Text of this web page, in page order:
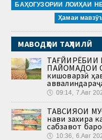
БАҲОГУЗОРИИ ЛОИҲАИ
Ҳамаи
МАВОДҲОИ ТАҲЛИЛӢ
ПАЙОМАДҲОИ
кишоварзӣ
🕔 09:14, 7.Авг
ТАВСИЯҲОИ
нави захира
сабзавот
🕔 10:36, 6.Авг